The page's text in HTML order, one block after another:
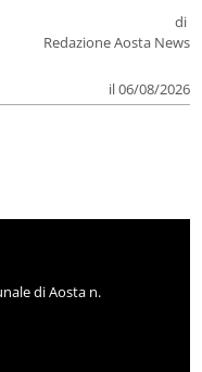
di
Redazione Aosta News
il 06/08/2026
di Aosta n.